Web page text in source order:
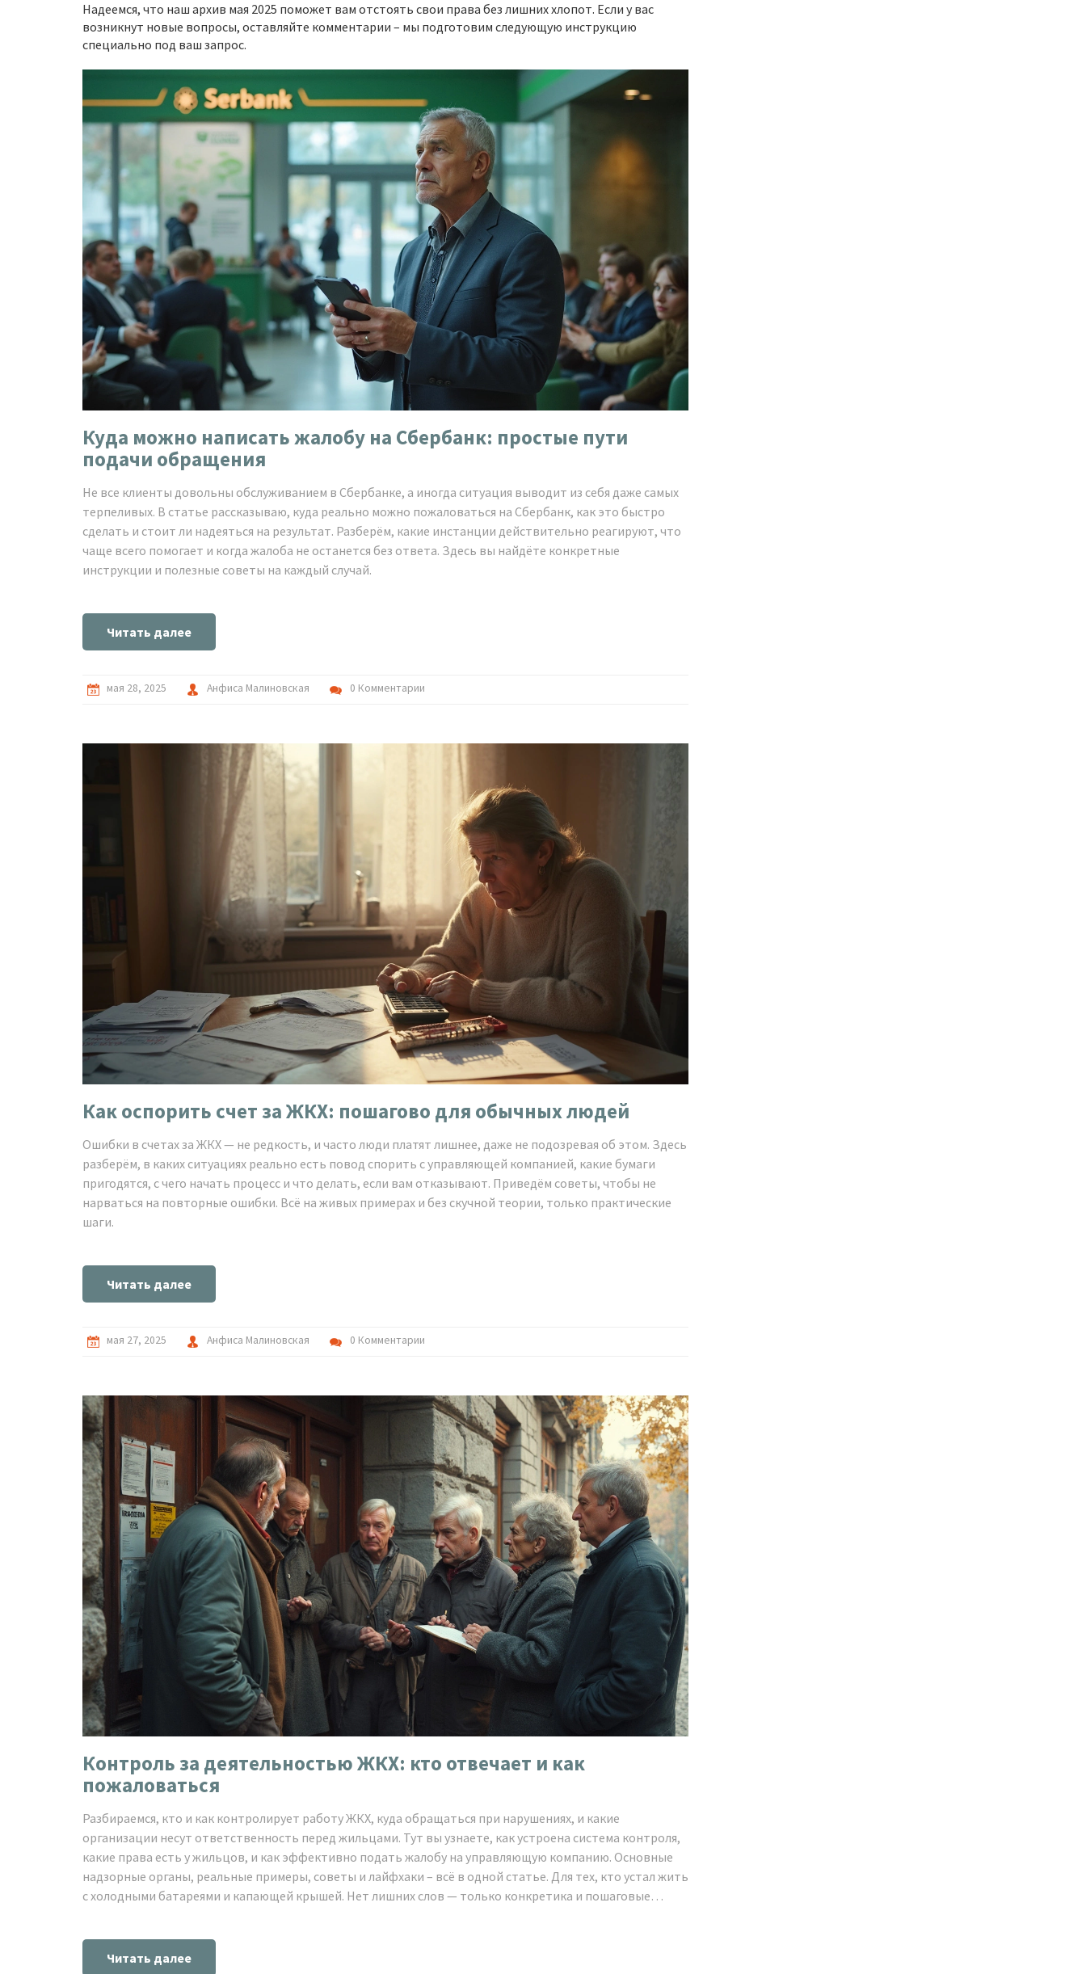
Надеемся, что наш архив мая 2025 поможет вам отстоять свои права без лишних хлопот. Если у вас
возникнут новые вопросы, оставляйте комментарии – мы подготовим следующую инструкцию
специально под ваш запрос.
Куда можно написать жалобу на Сбербанк: простые пути
подачи обращения
Не все клиенты довольны обслуживанием в Сбербанке, а иногда ситуация выводит из себя даже самых
терпеливых. В статье рассказываю, куда реально можно пожаловаться на Сбербанк, как это быстро
сделать и стоит ли надеяться на результат. Разберём, какие инстанции действительно реагируют, что
чаще всего помогает и когда жалоба не останется без ответа. Здесь вы найдёте конкретные
инструкции и полезные советы на каждый случай.
Читать далее
мая 28, 2025 Анфиса Малиновская 0 Комментарии
Как оспорить счет за ЖКХ: пошагово для обычных людей
Ошибки в счетах за ЖКХ — не редкость, и часто люди платят лишнее, даже не подозревая об этом. Здесь
разберём, в каких ситуациях реально есть повод спорить с управляющей компанией, какие бумаги
пригодятся, с чего начать процесс и что делать, если вам отказывают. Приведём советы, чтобы не
нарваться на повторные ошибки. Всё на живых примерах и без скучной теории, только практические
шаги.
Читать далее
мая 27, 2025 Анфиса Малиновская 0 Комментарии
Контроль за деятельностью ЖКХ: кто отвечает и как
пожаловаться
Разбираемся, кто и как контролирует работу ЖКХ, куда обращаться при нарушениях, и какие
организации несут ответственность перед жильцами. Тут вы узнаете, как устроена система контроля,
какие права есть у жильцов, и как эффективно подать жалобу на управляющую компанию. Основные
надзорные органы, реальные примеры, советы и лайфхаки – всё в одной статье. Для тех, кто устал жить
с холодными батареями и капающей крышей. Нет лишних слов — только конкретика и пошаговые
Читать далее